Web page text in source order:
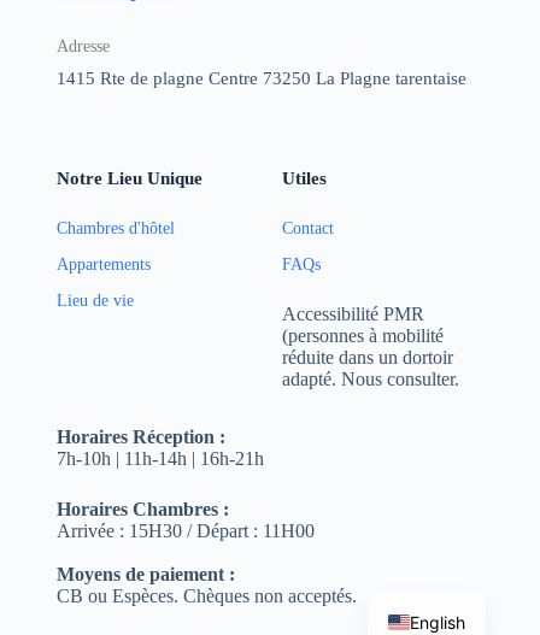
Adresse
1415 Rte de plagne Centre 73250 La Plagne tarentaise
Notre Lieu Unique
Chambres d'hôtel
Appartements
Lieu de vie
Utiles
Contact
FAQs
Accessibilité PMR
(personnes à mobilité
réduite dans un dortoir
adapté. Nous consulter.
Horaires Réception :
7h-10h | 11h-14h | 16h-21h
Horaires Chambres :
Arrivée : 15H30 / Départ : 11H00
Moyens de paiement :
CB ou Espèces. Chèques non acceptés.
English